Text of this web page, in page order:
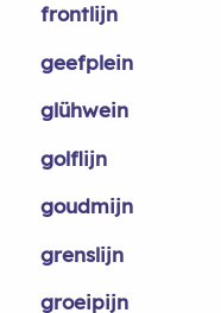
frontlijn
geefplein
glühwein
golflijn
goudmijn
grenslijn
groeipijn